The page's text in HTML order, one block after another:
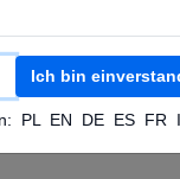
App
SMS-
Ich bin
PL EN DE ES FR